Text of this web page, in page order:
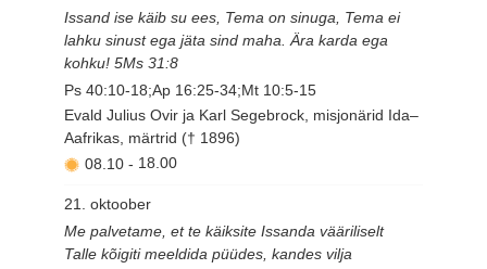
Issand ise käib su ees, Tema on sinuga, Tema ei
lahku sinust ega jäta sind maha. Ära karda ega
kohku! 5Ms 31:8
Ps 40:10-18;Ap 16:25-34;Mt 10:5-15
Evald Julius Ovir ja Karl Segebrock, misjonärid Ida–
Aafrikas, märtrid († 1896)
08.10 - 18.00
21. oktoober
Me palvetame, et te käiksite Issanda vääriliselt
Talle kõigiti meeldida püüdes, kandes vilja